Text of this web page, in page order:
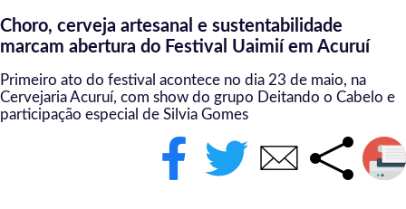
Choro, cerveja artesanal e sustentabilidade
marcam abertura do Festival Uaimií em Acuruí
Primeiro ato do festival acontece no dia 23 de maio, na
Cervejaria Acuruí, com show do grupo Deitando o Cabelo e
participação especial de Silvia Gomes